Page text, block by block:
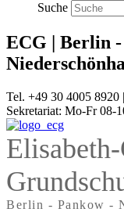
Suche
ECG | Berlin
Tel. +49 30 4005 8920
Sekretariat: Mo-Fr 08-
Berlin - Pankow -